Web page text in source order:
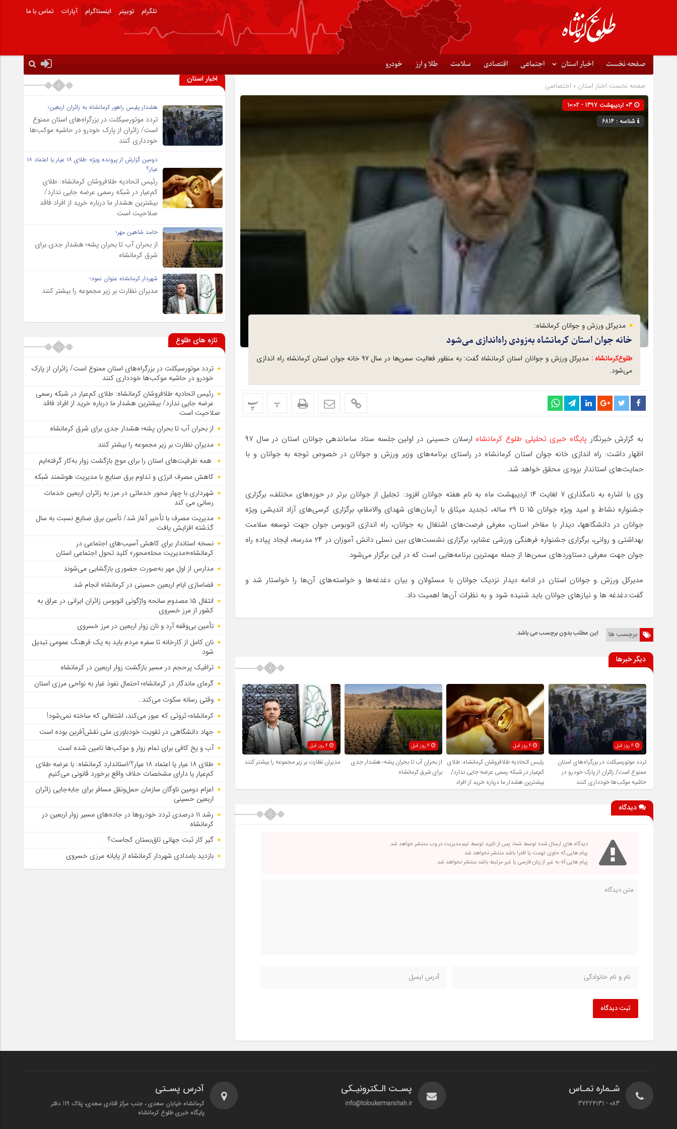
تلگرام توییتر اینستاگرام آپارات تماس با ما
صفحه نخست اخبار استان اجتماعی اقتصادی سلامت طلا و ارز خودرو
صفحه نخست اخبار استان » اختصاصی
شناسه : 6814
مدیرکل ورزش و جوانان کرمانشاه:
خانه جوان استان کرمانشاه به‌زودی راه‌اندازی می‌شود
طلوع‌‌کرمانشاه :
مدیرکل ورزش و جوانان استان کرمانشاه گفت: به منظور فعالیت سمن‌ها در سال ۹۷ خانه جوان استان کرمانشاه راه اندازی
می‌شود.
پ پ
به گزارش خبرنگار پایگاه خبری تحلیلی طلوع کرمانشاه
ارسلان حسینی در اولین جلسه ستاد ساماندهی جوانان استان در سال ۹۷
اظهار داشت: راه اندازی خانه جوان استان کرمانشاه در راستای برنامه‌های وزیر ورزش و جوانان در خصوص توجه به جوانان و با
حمایت‌های استاندار بزودی محقق خواهد شد.
وی با اشاره به نامگذاری ۷ لغایت ۱۴ اردیبهشت ماه به نام هفته جوانان افزود: تجلیل از جوانان برتر در حوزه‌های مختلف، برگزاری
جشنواره نشاط و امید ویژه جوانان ۱۵ تا ۲۹ ساله، تجدید میثاق با آرمان‌های شهدای والامقام، برگزاری کرسی‌های آزاد اندیشی ویژه
جوانان در دانشگاهها، دیدار با مفاخر استان، معرفی فرصت‌های اشتغال به جوانان، راه اندازی اتوبوس جوان جهت توسعه سلامت
بهداشتی و روانی، برگزاری جشنواره فرهنگی ورزشی عشایر، برگزاری نشست‌های بین نسلی دانش آموزان در ۲۴ مدرسه، ایجاد پیاده راه
جوان جهت معرفی دستاورد‌های سمن‌ها از جمله مهمترین برنامه‌هایی است که در این برگزار می‌شود.
مدیرکل ورزش و جوانان استان در ادامه دیدار نزدیک جوانان با مسئولان و بیان دغدغه‌ها و خواسته‌های آن‌ها را خواستار شد و
گفت:دغدغه ها و نیاز‌های جوانان باید شنیده شود و به نظرات آن‌ها اهمیت داد.
برچسب ها این مطلب بدون برچسب می باشد.
دیگر خبرها
4 روز قبل
تردد موتورسیکلت در بزرگراه‌های استان
ممنوع است/ زائران از پارک خودرو در
حاشیه موکب‌ها خودداری کنند
4 روز قبل
رئیس اتحادیه طلافروشان کرمانشاه: طلای
کم‌عیار در شبکه رسمی عرضه جایی ندارد/
بیشترین هشدار ما درباره خرید از افراد
فاقد صلاحیت است
4 روز قبل
از بحران آب تا بحران پشه؛ هشدار جدی
برای شرق کرمانشاه
4 روز قبل
مدیران نظارت بر زیر مجموعه را بیشتر کنند
دیدگاه
دیدگاه های ارسال شده توسط شما، پس از تایید توسط تیم مدیریت در وب منتشر خواهد شد.
پیام هایی که حاوی تهمت یا افترا باشد منتشر نخواهد شد.
پیام هایی که به غیر از زبان فارسی یا غیر مرتبط باشد منتشر نخواهد شد.
ثبت دیدگاه
اخبار استان
هشدار پلیس راهور کرمانشاه به زائران اربعین؛
تردد موتورسیکلت در بزرگراه‌های استان ممنوع
است/ زائران از پارک خودرو در حاشیه موکب‌ها
خودداری کنند
دومین گزارش از پرونده ویژه :طلای ۱۸ عیار یا اعتماد ۱۸
عیار؟
رئیس اتحادیه طلافروشان کرمانشاه: طلای
کم‌عیار در شبکه رسمی عرضه جایی ندارد/
بیشترین هشدار ما درباره خرید از افراد فاقد
صلاحیت است
حامد شاهین مهر؛
از بحران آب تا بحران پشه؛ هشدار جدی برای
شرق کرمانشاه
شهردار کرمانشاه عنوان نمود؛
مدیران نظارت بر زیر مجموعه را بیشتر کنند
تازه های طلوع
تردد موتورسیکلت در بزرگراه‌های استان ممنوع است/ زائران از پارک
خودرو در حاشیه موکب‌ها خودداری کنند
رئیس اتحادیه طلافروشان کرمانشاه: طلای کم‌عیار در شبکه رسمی
عرضه جایی ندارد/ بیشترین هشدار ما درباره خرید از افراد فاقد
صلاحیت است
از بحران آب تا بحران پشه؛ هشدار جدی برای شرق کرمانشاه
مدیران نظارت بر زیر مجموعه را بیشتر کنند
همه ظرفیت‌های استان را برای موج بازگشت زوار به‌کار گرفته‌ایم
کاهش مصرف انرژی و تداوم برق صنایع با مدیریت هوشمند شبکه
شهرداری با چهار محور خدماتی در مرز به زائران اربعین خدمات
رسانی می کند
مدیریت مصرف با تأخیر آغاز شد/ تأمین برق صنایع نسبت به سال
گذشته افزایش یافت
نسخه استاندار برای کاهش آسیب‌های اجتماعی در
کرمانشاه؛«مدیریت محله‌محور» کلید تحول اجتماعی استان
مدارس از اول مهر به‌صورت حضوری بازگشایی می‌شوند
فضاسازی ایام اربعین حسینی در کرمانشاه انجام شد
انتقال ۱۵ مصدوم سانحه واژگونی اتوبوس زائران ایرانی در عراق به
کشور از مرز خسروی
تأمین بی‌وقفه آرد و نان زوار اربعین در مرز خسروی
نان کامل از کارخانه تا سفره مردم باید به یک فرهنگ عمومی تبدیل
شود
ترافیک پرحجم در مسیر بازگشت زوار اربعین در کرمانشاه
گرمای ماندگار در کرمانشاه؛ احتمال نفوذ غبار به نواحی مرزی استان
وقتی رسانه سکوت می‌کند…
کرمانشاه؛ ثروتی که عبور می‌کند، اشتغالی که ساخته نمی‌شود!
جهاد دانشگاهی در تقویت خودباوری ملی نقش‌آفرین بوده است
آب و یخ کافی برای تمام زوار و موکب‌ها تامین شده است
طلای ۱۸ عیار یا اعتماد ۱۸ عیار؟/استاندارد کرمانشاه: با عرضه طلای
کم‌عیار یا دارای مشخصات خلاف واقع برخورد قانونی می‌کنیم
اعزام دومین ناوگان سازمان حمل‌ونقل مسافر برای جابه‌جایی زائران
اربعین حسینی
رشد ۱۱ درصدی تردد خودروها در جاده‌های مسیر زوار اربعین در
کرمانشاه
گیر کار ثبت جهانی تاق‌بستان کجاست؟
بازدید بامدادی شهردار کرمانشاه از پایانه مرزی خسروی
شـماره تمـاس
083 - 37224131
پسـت الـکترونیـکی
info@toloukermanshah.ir
آدرس پسـتی
کرمانشاه خیابان سعدی ، جنب مرکز قنادی سعدی، پلاک 119 دفتر
پایگاه خبری طلوع کرمانشاه